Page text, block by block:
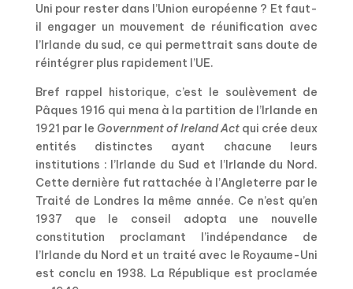
Uni pour rester dans l’Union européenne ? Et faut-
il engager un mouvement de réunification avec
l’Irlande du sud, ce qui permettrait sans doute de
réintégrer plus rapidement l’UE.
Bref rappel historique, c’est le soulèvement de
Pâques 1916 qui mena à la partition de l’Irlande en
1921 par leGovernment of Ireland Actqui crée deux
entités distinctes ayant chacune leurs
institutions : l’Irlande du Sud et l’Irlande du Nord.
Cette dernière fut rattachée à l’Angleterre par le
Traité de Londres la même année. Ce n’est qu’en
1937 que le conseil adopta une nouvelle
constitution proclamant l’indépendance de
l’Irlande du Nord et un traité avec le Royaume-Uni
est conclu en 1938. La République est proclamée